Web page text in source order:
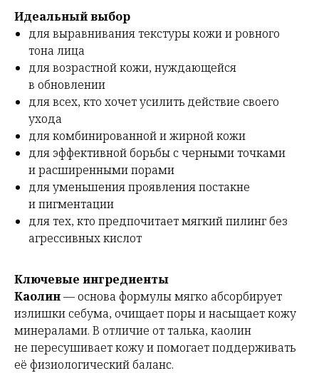
Идеальный выбор
для выравнивания текстуры кожи и ровного
тона лица
для возрастной кожи, нуждающейся
в обновлении
для всех, кто хочет усилить действие своего
ухода
для комбинированной и жирной кожи
для эффективной борьбы с черными точками
и расширенными порами
для уменьшения проявления постакне
и пигментации
для тех, кто предпочитает мягкий пилинг без
агрессивных кислот
Ключевые ингредиенты
Каолин— основа формулы мягко абсорбирует
излишки себума, очищает поры и насыщает кожу
минералами. В отличие от талька, каолин
не пересушивает кожу и помогает поддерживать
её физиологический баланс.